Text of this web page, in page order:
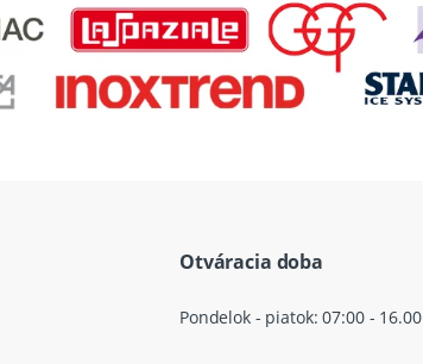
Otváracia doba
Pondelok - piatok: 07:00 - 16.00